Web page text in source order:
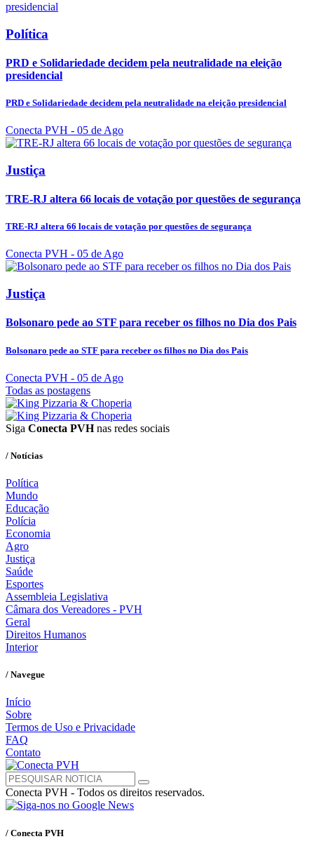
Política
PRD e Solidariedade decidem pela neutralidade na eleição
presidencial
PRD e Solidariedade decidem pela neutralidade na eleição presidencial
Conecta PVH - 05 de Ago
Justiça
TRE-RJ altera 66 locais de votação por questões de segurança
TRE-RJ altera 66 locais de votação por questões de segurança
Conecta PVH - 05 de Ago
Justiça
Bolsonaro pede ao STF para receber os filhos no Dia dos Pais
Bolsonaro pede ao STF para receber os filhos no Dia dos Pais
Conecta PVH - 05 de Ago
Todas as postagens
Siga Conecta PVHnas redes sociais
/ Notícias
Política
Mundo
Educação
Polícia
Economia
Agro
Justiça
Saúde
Esportes
Assembleia Legislativa
Câmara dos Vereadores - PVH
Geral
Direitos Humanos
Interior
/ Navegue
Início
Sobre
Termos de Uso e Privacidade
FAQ
Contato
Conecta PVH - Todos os direitos reservados.
/ Conecta PVH